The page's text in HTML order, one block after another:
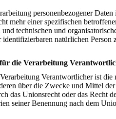
personenbezogener
mehr einer spezifischen
technischen und
natürlichen Person
die Verarbeitung
Verantwortlicher ist
über die Zwecke und Mittel
das Unionsrecht oder das Recht
seiner Benennung nach dem